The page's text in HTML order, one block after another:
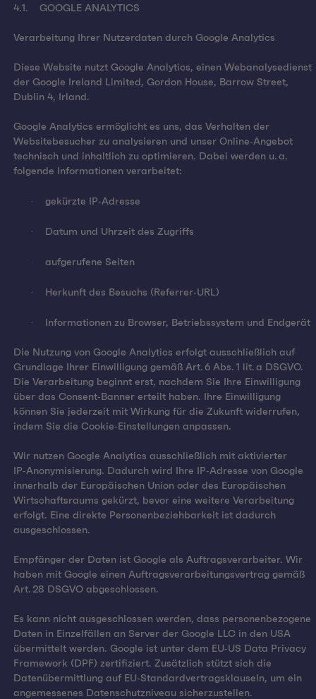
4.1. GOOGLE ANALYTICS
Verarbeitung Ihrer Nutzerdaten durch Google Analytics
Diese Website nutzt Google Analytics, einen Webanalysedienst
der Google Ireland Limited, Gordon House, Barrow Street,
Dublin 4, Irland.
Google Analytics ermöglicht es uns, das Verhalten der
Websitebesucher zu analysieren und unser Online‑Angebot
technisch und inhaltlich zu optimieren. Dabei werden u. a.
folgende Informationen verarbeitet:
· gekürzte IP‑Adresse
· Datum und Uhrzeit des Zugriffs
· aufgerufene Seiten
· Herkunft des Besuchs (Referrer‑URL)
· Informationen zu Browser, Betriebssystem und Endgerät
Die Nutzung von Google Analytics erfolgt ausschließlich auf
Grundlage Ihrer Einwilligung gemäß Art. 6 Abs. 1 lit. a DSGVO.
Die Verarbeitung beginnt erst, nachdem Sie Ihre Einwilligung
über das Consent‑Banner erteilt haben. Ihre Einwilligung
können Sie jederzeit mit Wirkung für die Zukunft widerrufen,
indem Sie die Cookie‑Einstellungen anpassen.
Wir nutzen Google Analytics ausschließlich mit aktivierter
IP‑Anonymisierung. Dadurch wird Ihre IP‑Adresse von Google
innerhalb der Europäischen Union oder des Europäischen
Wirtschaftsraums gekürzt, bevor eine weitere Verarbeitung
erfolgt. Eine direkte Personenbeziehbarkeit ist dadurch
ausgeschlossen.
Empfänger der Daten ist Google als Auftragsverarbeiter. Wir
haben mit Google einen Auftragsverarbeitungsvertrag gemäß
Art. 28 DSGVO abgeschlossen.
Es kann nicht ausgeschlossen werden, dass personenbezogene
Daten in Einzelfällen an Server der Google LLC in den USA
übermittelt werden. Google ist unter dem EU‑US Data Privacy
Framework (DPF) zertifiziert. Zusätzlich stützt sich die
Datenübermittlung auf EU‑Standardvertragsklauseln, um ein
angemessenes Datenschutzniveau sicherzustellen.